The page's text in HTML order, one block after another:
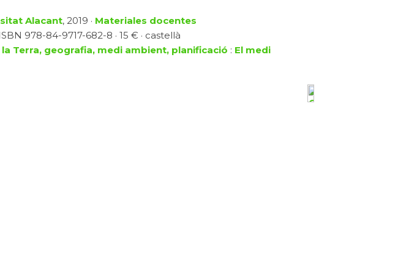
Alacant, 2019 · Materiales docentes
978-84-9717-682-8 · 15 € · castellà
la Terra, geografia, medi ambient, planificació : El medi